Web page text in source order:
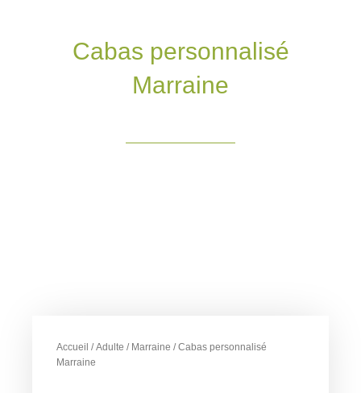
Cabas personnalisé
Marraine
Accueil /Adulte / Marraine / Cabas personnalisé
Marraine